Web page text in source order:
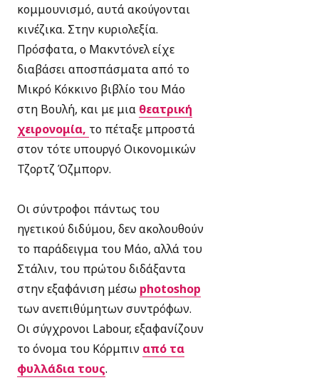
κομμουνισμό, αυτά ακούγονται
κινέζικα. Στην κυριολεξία.
Πρόσφατα, ο Μακντόνελ είχε
διαβάσει αποσπάσματα από το
Μικρό Κόκκινο βιβλίο του Μάο
στη Βουλή, και με μια θεατρική
χειρονομία, το πέταξε μπροστά
στον τότε υπουργό Οικονομικών
Τζορτζ Όζμπορν.
Οι σύντροφοι πάντως του
ηγετικού διδύμου, δεν ακολουθούν
το παράδειγμα του Μάο, αλλά του
Στάλιν, του πρώτου διδάξαντα
στην εξαφάνιση μέσω photoshop
των ανεπιθύμητων συντρόφων.
Οι σύγχρονοι Labour, εξαφανίζουν
το όνομα του Κόρμπιν από τα
φυλλάδια τους.